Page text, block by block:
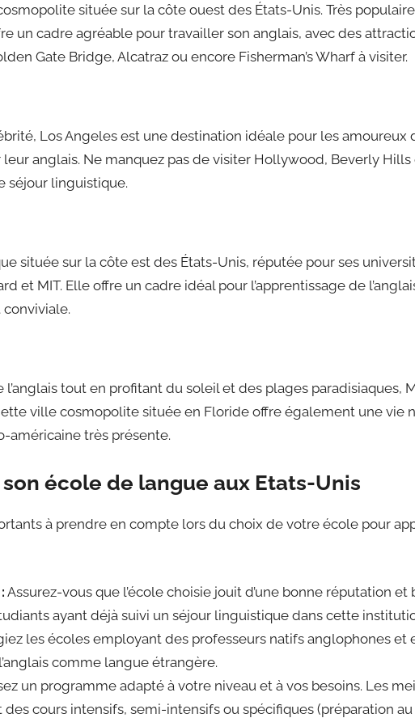
située sur la côte ouest des États-Unis. Très
un cadre agréable pour travailler son anglais, avec des
Gate Bridge, Alcatraz ou encore Fisherman’s Wharf à visiter.
Los Angeles est une destination idéale pour les amoureux
anglais. Ne manquez pas de visiter Hollywood, Beverly Hills
séjour linguistique.
située sur la côte est des États-Unis, réputée pour ses
et MIT. Elle offre un cadre idéal pour l’apprentissage de
l’anglais tout en profitant du soleil et des plages paradisiaques,
ville cosmopolite située en Floride offre également une vie
américaine très présente.
école de langue aux Etats-Unis
à prendre en compte lors du choix de votre école pour
Assurez-vous que l’école choisie jouit d’une bonne réputation et
ayant déjà suivi un séjour linguistique dans cette
les écoles employant des professeurs natifs anglophones et
comme langue étrangère.
un programme adapté à votre niveau et à vos besoins. Les
cours intensifs, semi-intensifs ou spécifiques (préparation au